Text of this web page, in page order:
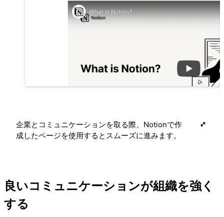
企業とコミュニケーションを取る際、Notionで作
成したページを使用するとスムーズに進みます。
良いコミュニケーションが組織を強く
する